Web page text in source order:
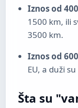
Iznos od
1500 km, ili
3500 km.
Iznos od
EU, a duži
Šta su